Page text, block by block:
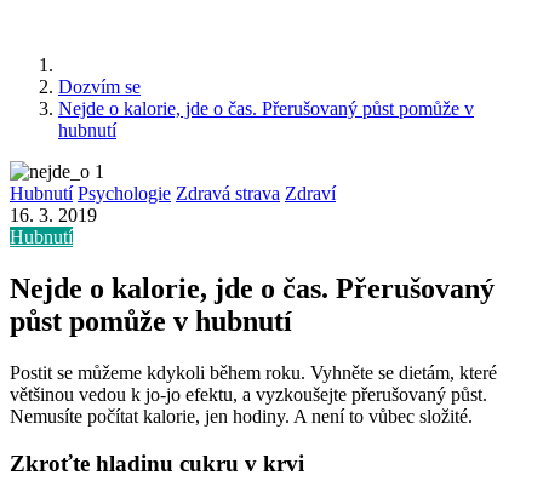
Dozvím se
Nejde o kalorie, jde o čas. Přerušovaný půst pomůže v
hubnutí
Hubnutí Psychologie Zdravá strava Zdraví
16. 3. 2019
Hubnutí
Nejde o kalorie, jde o čas. Přerušovaný
půst pomůže v hubnutí
Postit se můžeme kdykoli během roku. Vyhněte se dietám, které
většinou vedou k jo-jo efektu, a vyzkoušejte přerušovaný půst.
Nemusíte počítat kalorie, jen hodiny. A není to vůbec složité.
Zkroťte hladinu cukru v krvi